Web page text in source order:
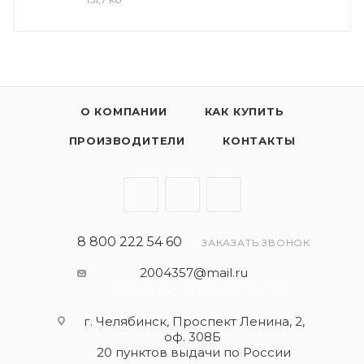
О КОМПАНИИ КАК КУПИТЬ
ПРОИЗВОДИТЕЛИ КОНТАКТЫ
8 800 222 54 60 ЗАКАЗАТЬ ЗВОНОК
2004357@mail.ru
г. Челябинск, Проспект Ленина, 2,
оф. 308Б
20 пунктов выдачи по России